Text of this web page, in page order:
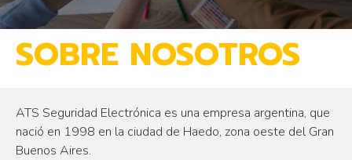
SOBRE NOSOTROS
ATS Seguridad Electrónica es una empresa argentina, que
nació en 1998 en la ciudad de Haedo, zona oeste del Gran
Buenos Aires.